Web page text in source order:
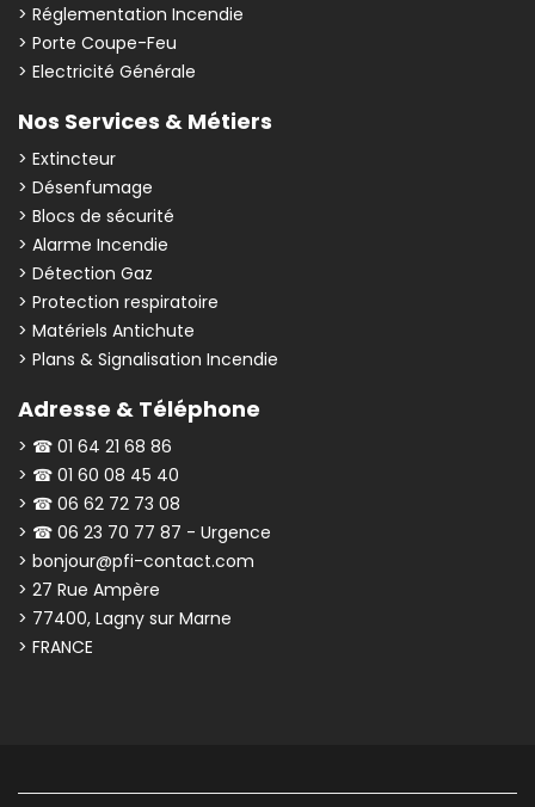
> Réglementation Incendie
> Porte Coupe-Feu
> Electricité Générale
Nos Services & Métiers
> Extincteur
> Désenfumage
> Blocs de sécurité
> Alarme Incendie
> Détection Gaz
> Protection respiratoire
> Matériels Antichute
> Plans & Signalisation Incendie
Adresse & Téléphone
> ☎ 01 64 21 68 86
> ☎ 01 60 08 45 40
> ☎ 06 62 72 73 08
> ☎ 06 23 70 77 87 - Urgence
> bonjour@pfi-contact.com
> 27 Rue Ampère
> 77400, Lagny sur Marne
> FRANCE